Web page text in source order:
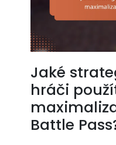
Jaké
hráči
Battle